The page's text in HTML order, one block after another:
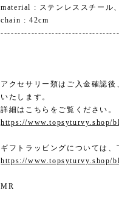
material : ステンレススチール
chain : 42cm
-----------------------------------
アクセサリー類はご入金確認
いたします。
詳細はこちらをご覧ください。
https://www.topsyturvy.shop/
ギフトラッピングについては、
https://www.topsyturvy.shop/
MR